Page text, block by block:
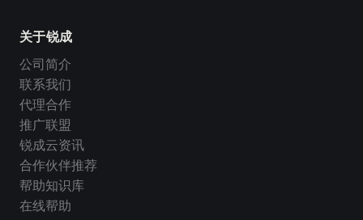
关于锐成
公司简介
联系我们
代理合作
推广联盟
锐成云资讯
合作伙伴推荐
帮助知识库
在线帮助